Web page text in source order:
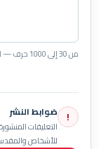
من 30 إلى 1000 حرف — لا تُقبل الروابط أو أكواد HTML.
! ضوابط النشر
التعليقات
للأشخاص